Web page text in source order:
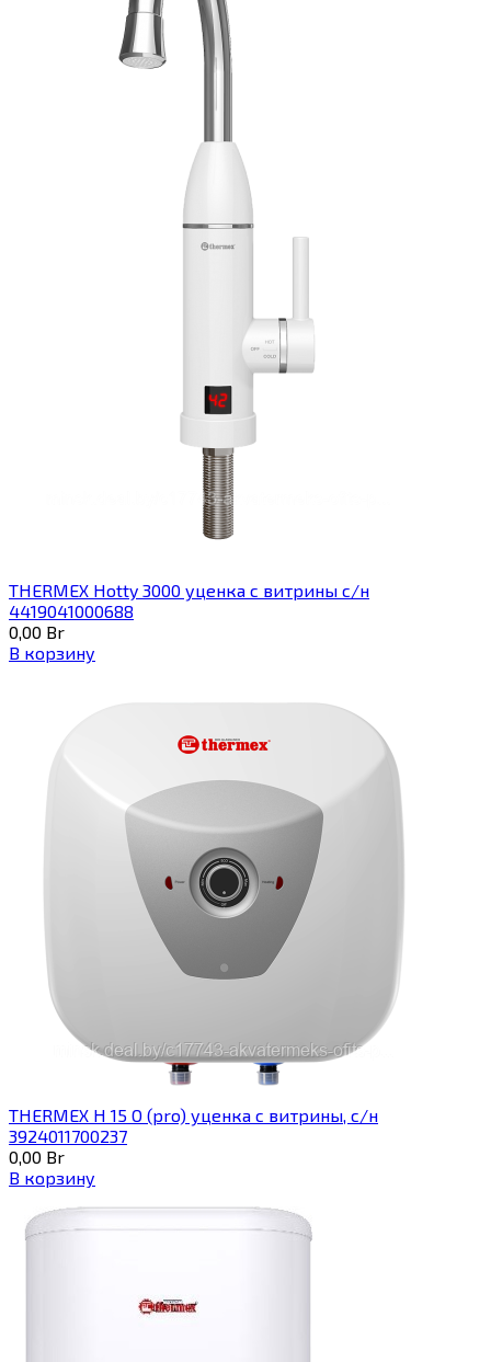
THERMEX Hotty 3000 уценка с витрины с/н
4419041000688
0,00 Br
В корзину
THERMEX H 15 O (pro) уценка с витрины, с/н
3924011700237
0,00 Br
В корзину